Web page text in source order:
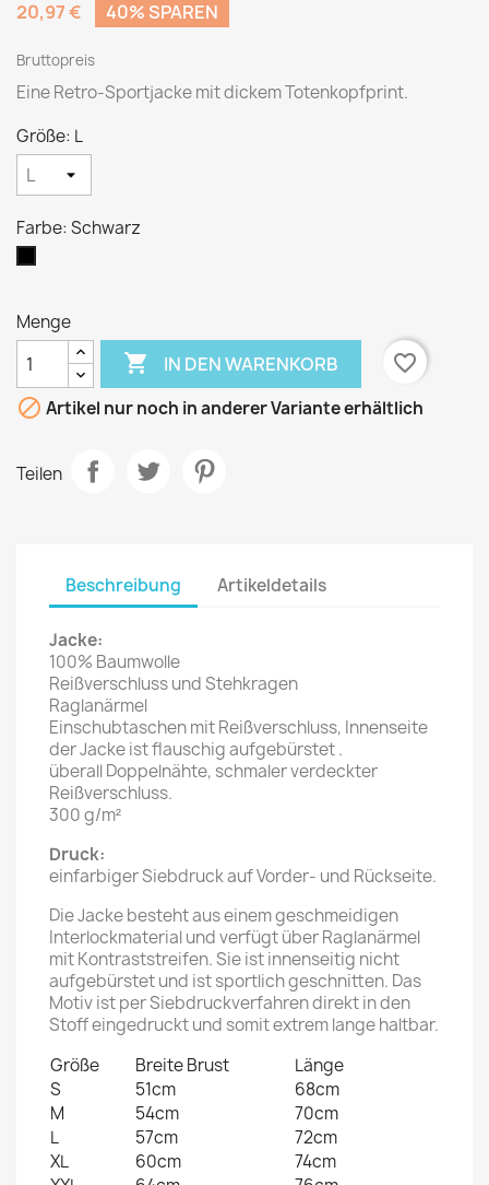
20,97 €
40% SPAREN
Bruttopreis
Eine Retro-Sportjacke mit dickem Totenkopfprint.
Größe: L
Farbe: Schwarz
Menge
 IN DEN WARENKORB
favorite_border
 Artikel nur noch in anderer Variante erhältlich
Teilen
Beschreibung Artikeldetails
Jacke:
100% Baumwolle
Reißverschluss und Stehkragen
Raglanärmel
Einschubtaschen mit Reißverschluss, Innenseite
der Jacke ist flauschig aufgebürstet.
überall Doppelnähte, schmaler verdeckter
Reißverschluss.
300 g/m²
Druck:
einfarbiger Siebdruck auf Vorder- und Rückseite.
Die Jacke besteht aus einem geschmeidigen
Interlockmaterial und verfügt über Raglanärmel
mit Kontraststreifen. Sie ist innenseitig nicht
aufgebürstet und ist sportlich geschnitten. Das
Motiv ist per Siebdruckverfahren direkt in den
Stoff eingedruckt und somit extrem lange haltbar.
Größe
Breite Brust
Länge
S
51cm
68cm
M
54cm
70cm
L
57cm
72cm
XL
60cm
74cm